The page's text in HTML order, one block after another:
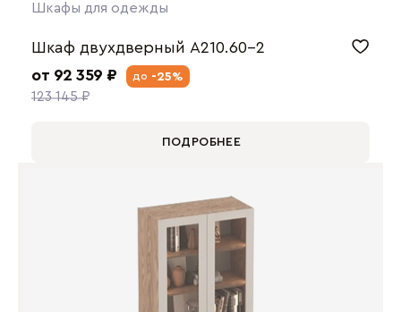
Шкафы для одежды
Шкаф двухдверный А210.60-2
от 92 359 ₽
123 145 ₽
до -25%
ПОДРОБНЕЕ